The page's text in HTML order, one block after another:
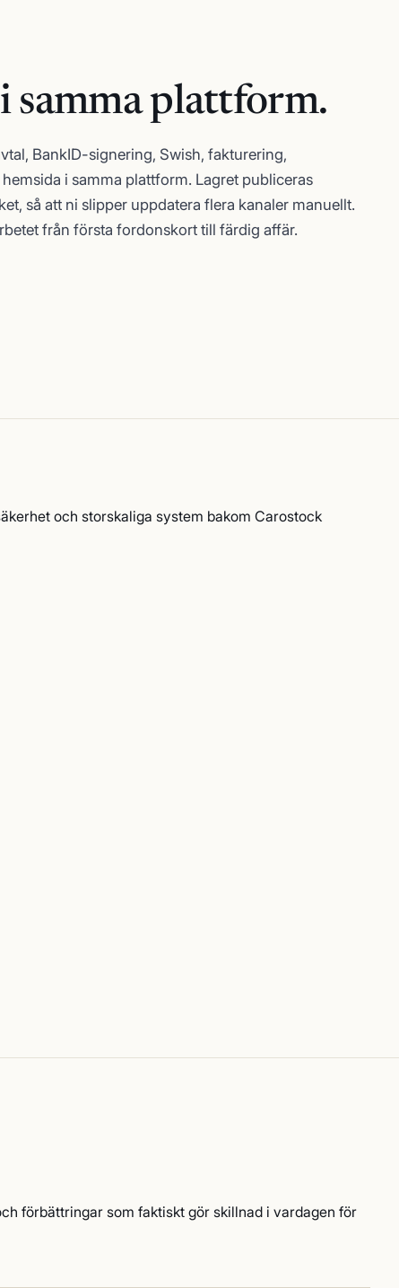
i samma plattform.
BankID-signering, Swish, fakturering,
i samma plattform. Lagret publiceras
så att ni slipper uppdatera flera kanaler manuellt.
från första fordonskort till färdig affär.
förbättringar som faktiskt gör skillnad i vardagen för